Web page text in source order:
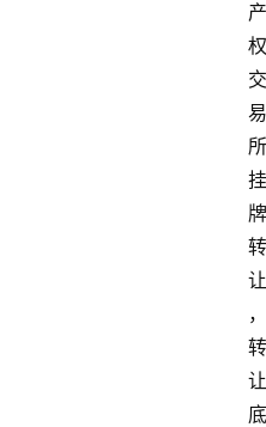
产
权
交
易
所
挂
牌
转
让
，
转
让
底